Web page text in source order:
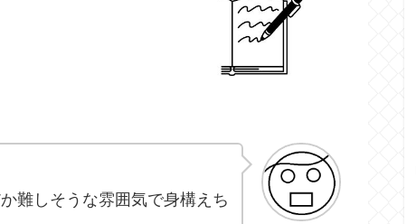
難しそうな雰囲気で身構えち